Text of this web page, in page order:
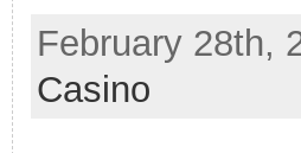
February 28th,
Casino